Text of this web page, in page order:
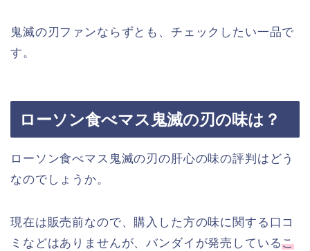
鬼滅の刃ファンならずとも、チェックしたい一品で
す。
ローソン食べマス鬼滅の刃の味は？
ローソン食べマス鬼滅の刃の肝心の味の評判はどう
なのでしょうか。
現在は販売前なので、購入した方の味に関する口コ
ミなどはありませんが、バンダイが発売しているこ